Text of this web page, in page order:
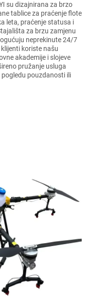
su dizajnirana za brzo
tablice za praćenje flote
leta, praćenje statusa i
za brzu zamjenu
neprekinute 24/7
koriste našu
akademije i slojeve
pružanje usluga
pouzdanosti ili